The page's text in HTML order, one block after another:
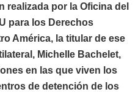
realizada por la Oficina del
para los Derechos
América, la titular de ese
Michelle Bachelet,
en las que viven los
de detención de los